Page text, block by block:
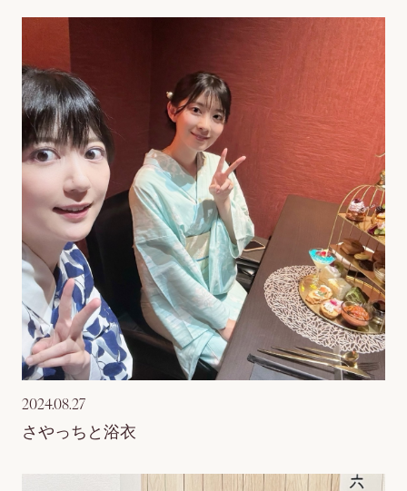
2024.08.27
さやっちと浴衣